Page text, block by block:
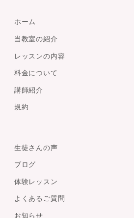
ホーム
当教室の紹介
レッスンの内容
料金について
講師紹介
規約
生徒さんの声
ブログ
体験レッスン
よくあるご質問
お知らせ